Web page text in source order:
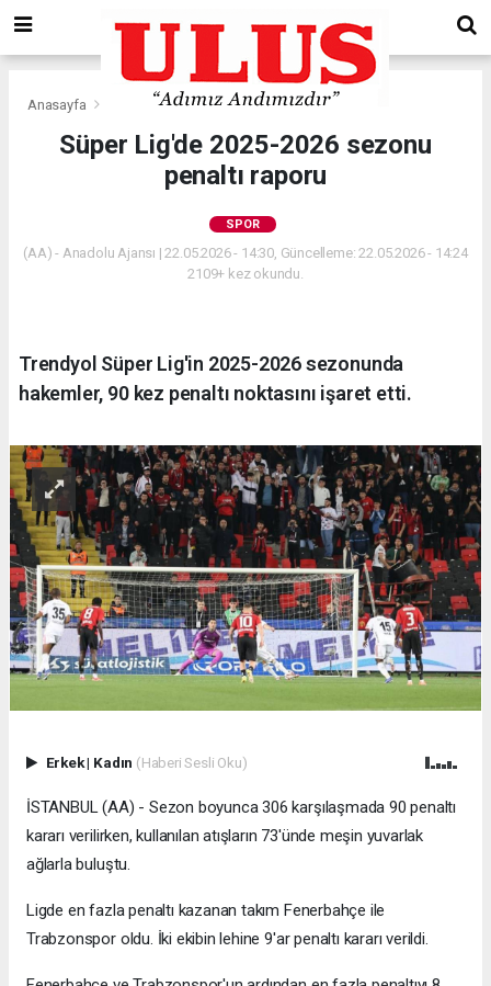
Anasayfa
Süper Lig'de 2025-2026 sezonu
penaltı raporu
SPOR
(AA) - Anadolu Ajansı | 22.05.2026 - 14:30, Güncelleme: 22.05.2026 - 14:24
2109+ kez okundu.
Trendyol Süper Lig'in 2025-2026 sezonunda
hakemler, 90 kez penaltı noktasını işaret etti.
Erkek| Kadın (Haberi Sesli Oku)
İSTANBUL (AA) - Sezon boyunca 306 karşılaşmada 90 penaltı
kararı verilirken, kullanılan atışların 73'ünde meşin yuvarlak
ağlarla buluştu.
Ligde en fazla penaltı kazanan takım Fenerbahçe ile
Trabzonspor oldu. İki ekibin lehine 9'ar penaltı kararı verildi.